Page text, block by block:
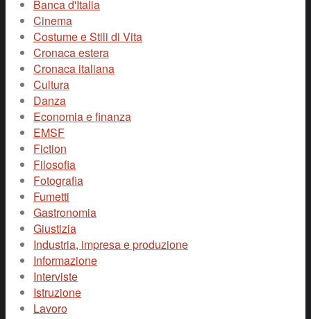
Banca d'Italia
Cinema
Costume e Stili di Vita
Cronaca estera
Cronaca italiana
Cultura
Danza
Economia e finanza
EMSF
Fiction
Filosofia
Fotografia
Fumetti
Gastronomia
Giustizia
Industria, impresa e produzione
Informazione
Interviste
Istruzione
Lavoro